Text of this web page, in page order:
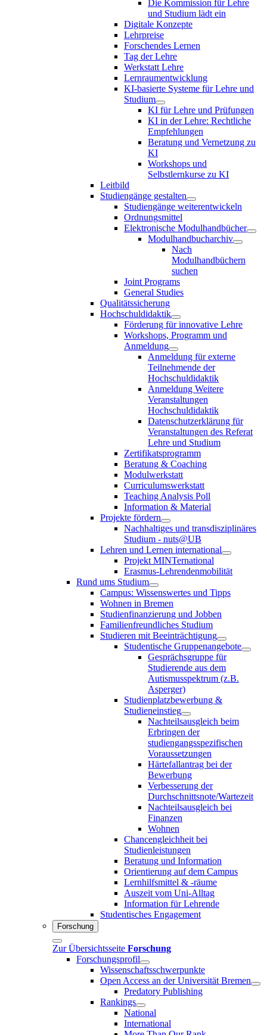
Die Kommission für Lehre
und Studium lädt ein
Digitale Konzepte
Lehrpreise
Forschendes Lernen
Tag der Lehre
Werkstatt Lehre
Lernraumentwicklung
KI-basierte Systeme für Lehre und
Studium
KI für Lehre und Prüfungen
KI in der Lehre: Rechtliche
Empfehlungen
Beratung und Vernetzung zu
KI
Workshops und
Selbstlernkurse zu KI
Leitbild
Studiengänge gestalten
Studiengänge weiterentwickeln
Ordnungsmittel
Elektronische Modulhandbücher
Modulhandbucharchiv
Nach
Modulhandbüchern
suchen
Joint Programs
General Studies
Qualitätssicherung
Hochschuldidaktik
Förderung für innovative Lehre
Workshops, Programm und
Anmeldung
Anmeldung für externe
Teilnehmende der
Hochschuldidaktik
Anmeldung Weitere
Veranstaltungen
Hochschuldidaktik
Datenschutzerklärung für
Veranstaltungen des Referat
Lehre und Studium
Zertifikatsprogramm
Beratung & Coaching
Modulwerkstatt
Curriculumswerkstatt
Teaching Analysis Poll
Information & Material
Projekte fördern
Nachhaltiges und transdisziplinäres
Studium - nuts@UB
Lehren und Lernen international
Projekt MINTernational
Erasmus-Lehrendenmobilität
Rund ums Studium
Campus: Wissenswertes und Tipps
Wohnen in Bremen
Studienfinanzierung und Jobben
Familienfreundliches Studium
Studieren mit Beeinträchtigung
Studentische Gruppenangebote
Gesprächsgruppe für
Studierende aus dem
Autismusspektrum (z.B.
Asperger)
Studienplatzbewerbung &
Studieneinstieg
Nachteilsausgleich beim
Erbringen der
studiengangsspezifischen
Voraussetzungen
Härtefallantrag bei der
Bewerbung
Verbesserung der
Durchschnittsnote/Wartezeit
Nachteilsausgleich bei
Finanzen
Wohnen
Chancengleichheit bei
Studienleistungen
Beratung und Information
Orientierung auf dem Campus
Lernhilfsmittel & -räume
Auszeit vom Uni-Alltag
Information für Lehrende
Studentisches Engagement
Forschung
Zur Übersichtsseite Forschung
Forschungsprofil
Wissenschaftsschwerpunkte
Open Access an der Universität Bremen
Predatory Publishing
Rankings
National
International